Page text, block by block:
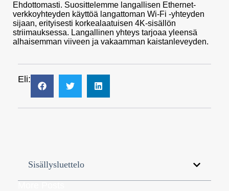
Ehdottomasti. Suosittelemme langallisen Ethernet-
verkkoyhteyden käyttöä langattoman Wi-Fi -yhteyden
sijaan, erityisesti korkealaatuisen 4K-sisällön
striimauksessa. Langallinen yhteys tarjoaa yleensä
alhaisemman viiveen ja vakaamman kaistanleveyden.
Eli:
Sisällysluettelo